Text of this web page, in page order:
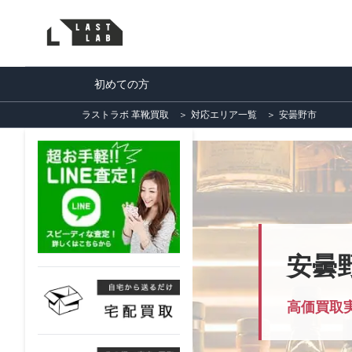
初めての方
ラストラボ 革靴買取 ＞ 対応エリア一覧 ＞ 安曇野市
安曇
高価買取